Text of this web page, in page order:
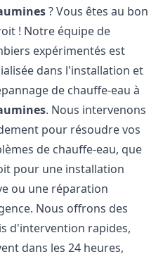
? Vous êtes au bon
! Notre équipe de
expérimentés est
dans l'installation et
de chauffe-eau à
. Nous intervenons
pour résoudre vos
de chauffe-eau, que
pour une installation
ou une réparation
Nous offrons des
d'intervention rapides,
dans les 24 heures,